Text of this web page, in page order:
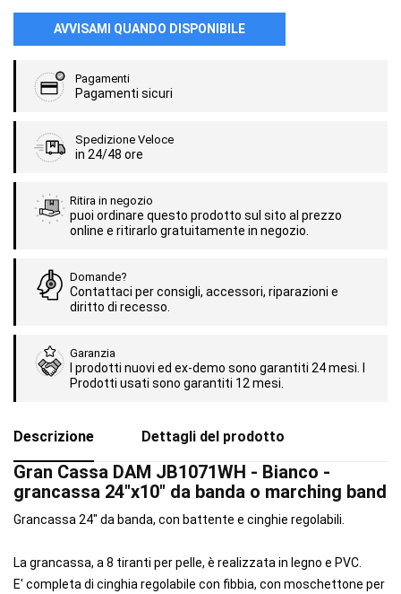
AVVISAMI QUANDO DISPONIBILE
Pagamenti
Pagamenti sicuri
Spedizione Veloce
in 24/48 ore
Ritira in negozio
puoi ordinare questo prodotto sul sito al prezzo
online e ritirarlo gratuitamente in negozio.
Domande?
Contattaci per consigli, accessori, riparazioni e
diritto di recesso.
Garanzia
I prodotti nuovi ed ex-demo sono garantiti 24 mesi. I
Prodotti usati sono garantiti 12 mesi.
Descrizione Dettagli del prodotto
Gran Cassa DAM JB1071WH - Bianco -
grancassa 24"x10" da banda o marching band
Grancassa 24" da banda, con battente e cinghie regolabili.
La grancassa, a 8 tiranti per pelle, è realizzata in legno e PVC.
E' completa di cinghia regolabile con fibbia, con moschettone per